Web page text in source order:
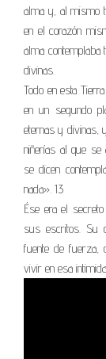
alma y, al mismo
en el corazón
alma
divinas.
Todo en esta
en un segundo
eternas y divinas,
niñerías al que
se dicen
nada». 13
Ése era el
sus escritos. Su
fuente de fuerza,
vivir en esa